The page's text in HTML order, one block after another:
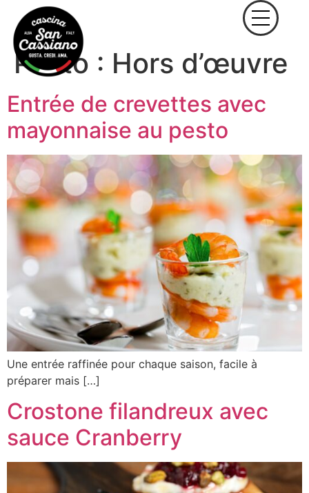
Pasto : Hors d’œuvre
Entrée de crevettes avec
mayonnaise au pesto
Une entrée raffinée pour chaque saison, facile à
préparer mais […]
Crostone filandreux avec
sauce Cranberry